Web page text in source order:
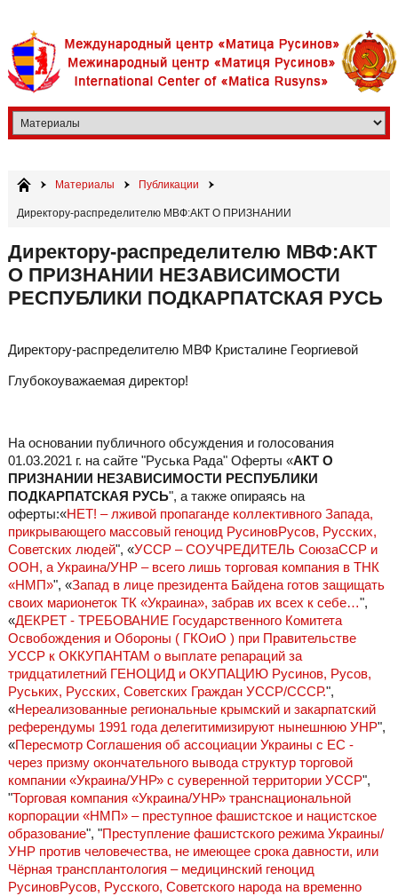
Материалы Публикации
Директору-распределителю МВФ:АКТ О ПРИЗНАНИИ
Директору-распределителю МВФ:АКТ
О ПРИЗНАНИИ НЕЗАВИСИМОСТИ
РЕСПУБЛИКИ ПОДКАРПАТСКАЯ РУСЬ
Директору-распределителю МВФ Кристалине Георгиевой
Глубокоуважаемая директор!
На основании публичного обсуждения и голосования
01.03.2021 г. на сайте "Руська Рада" Оферты «АКТ О
ПРИЗНАНИИ НЕЗАВИСИМОСТИ РЕСПУБЛИКИ
ПОДКАРПАТСКАЯ РУСЬ", а также опираясь на
оферты:«НЕТ! – лживой пропаганде коллективного Запада,
прикрывающего массовый геноцид РусиновРусов, Русских,
Советских людей", «УССР – СОУЧРЕДИТЕЛЬ СоюзаССР и
ООН, а Украина/УНР – всего лишь торговая компания в ТНК
«НМП»", «Запад в лице президента Байдена готов защищать
своих марионеток ТК «Украина», забрав их всех к себе…",
«ДЕКРЕТ - ТРЕБОВАНИЕ Государственного Комитета
Освобождения и Обороны ( ГКОиО ) при Правительстве
УССР к ОККУПАНТАМ о выплате репараций за
тридцатилетний ГЕНОЦИД и ОКУПАЦИЮ Русинов, Русов,
Руських, Русских, Советских Граждан УССР/СССР.",
«Нереализованные региональные крымский и закарпатский
референдумы 1991 года делегитимизируют нынешнюю УНР",
«Пересмотр Соглашения об ассоциации Украины с ЕС -
через призму окончательного вывода структур торговой
компании «Украина/УНР» с суверенной территории УССР",
"Торговая компания «Украина/УНР» транснациональной
корпорации «НМП» – преступное фашистское и нацистское
образование", "Преступление фашистского режима Украины/
УНР против человечества, не имеющее срока давности, или
Чёрная трансплантология – медицинский геноцид
РусиновРусов, Русского, Советского народа на временно